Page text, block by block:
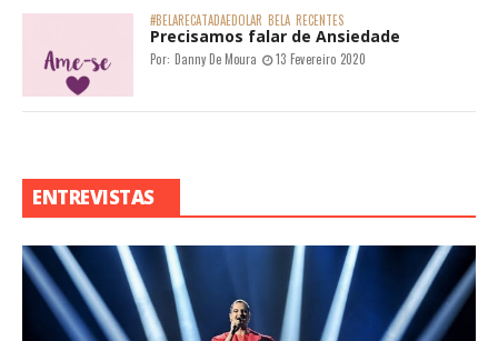
#BELARECATADAEDOLAR BELA RECENTES
Precisamos falar de Ansiedade
Por: Danny De Moura 13 Fevereiro 2020
ENTREVISTAS